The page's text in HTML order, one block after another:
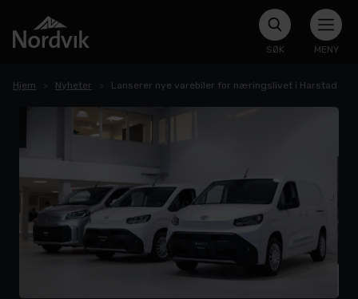
SØK MENY
Hjem Nyheter Lanserer nye varebiler for næringslivet i Harstad